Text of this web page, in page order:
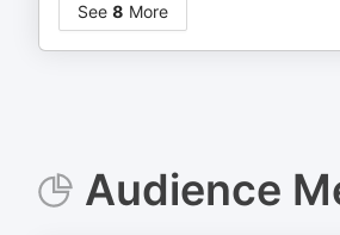
See 8 More
Audience